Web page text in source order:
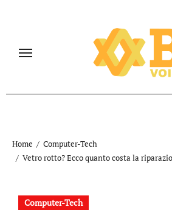
Home
Computer-Tech
Vetro rotto? Ecco quanto costa la
Computer-Tech